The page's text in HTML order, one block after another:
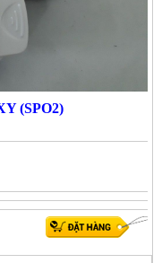
(SPO2)